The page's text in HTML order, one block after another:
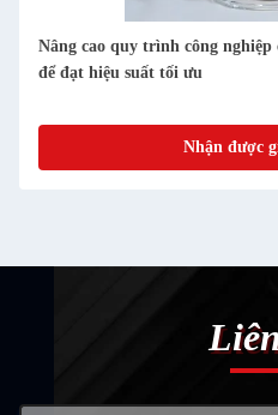
Nâng cao quy trình công
để đạt hiệu suất tối ưu
Nhận được